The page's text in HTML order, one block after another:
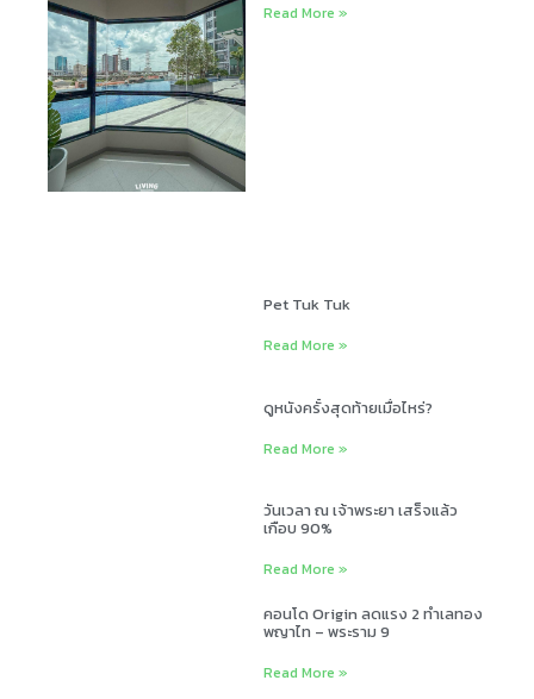
Read More »
Pet Tuk Tuk
Read More »
ดูหนังครั้งสุดท้ายเมื่อไหร่?
Read More »
วันเวลา ณ เจ้าพระยา เสร็จแล้ว
เกือบ 90%
Read More »
คอนโด Origin ลดแรง 2 ทำเลทอง
พญาไท – พระราม 9
Read More »